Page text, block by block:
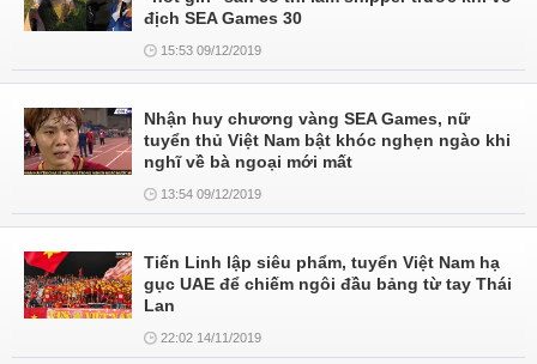
địch SEA Games 30
15:53 09/12/2019
Nhận huy chương vàng SEA Games, nữ
tuyển thủ Việt Nam bật khóc nghẹn ngào khi
nghĩ về bà ngoại mới mất
13:54 09/12/2019
Tiến Linh lập siêu phẩm, tuyển Việt Nam hạ
gục UAE để chiếm ngôi đầu bảng từ tay Thái
Lan
22:02 14/11/2019